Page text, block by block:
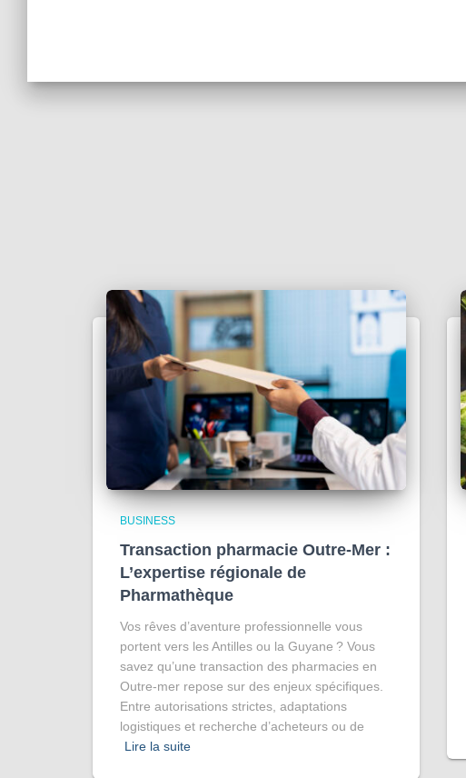
BUSINESS
Transaction pharmacie Outre-Mer :
L’expertise régionale de
Pharmathèque
Vos rêves d’aventure professionnelle vous
portent vers les Antilles ou la Guyane ? Vous
savez qu’une transaction des pharmacies en
Outre-mer repose sur des enjeux spécifiques.
Entre autorisations strictes, adaptations
logistiques et recherche d’acheteurs ou de
Lire la suite